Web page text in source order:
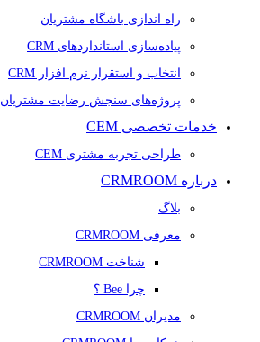
راه اندازی باشگاه مشتریان
پیاده‌سازی استانداردهای CRM
انتخاب و استقرار نرم افزار CRM
پروژه‌های سنجش رضایت مشتریان
خدمات تخصصی CEM
طراحی تجربه مشتری CEM
درباره CRMROOM
بلاگ
معرفی CRMROOM
شناخت CRMROOM
چرا Bee ؟
مدیران CRMROOM